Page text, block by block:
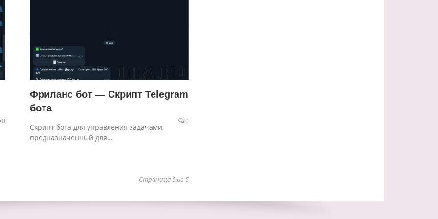
0
Фриланс бот — Скрипт Telegram
бота
0
Скрипт бота для управления задачами,
предназначенный для...
Страница 5 из 5